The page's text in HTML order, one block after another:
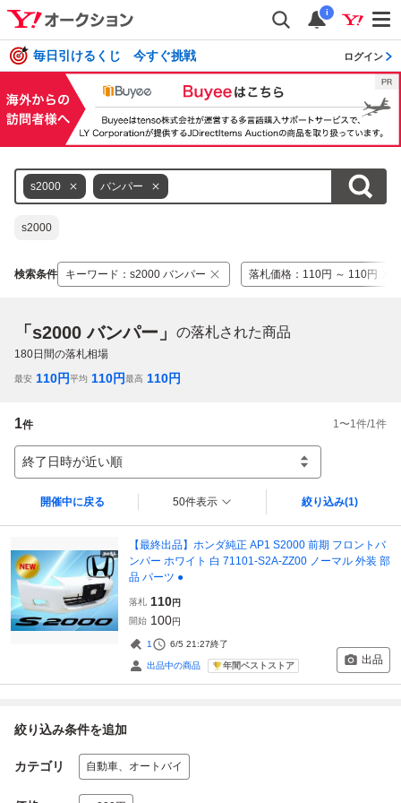
i
毎日引けるくじ 今すぐ挑戦 ログイン
s2000 バンパー
s2000
検索条件 キーワード ： s2000 バンパー 落札価格 ： 110円 ～ 110円
「s2000 バンパー」 の落札された商品
180日間の落札相場
最安 110円平均 110円最高 110円
1件 1 〜1 件/1 件
終了日時が近い順
開催中に戻る 50件表示 絞り込み(1)
【最終出品】ホンダ純正 AP1 S2000 前期 フロントバ
ンパー ホワイト 白 71101-S2A-ZZ00 ノーマル 外装 部
品 パーツ ●
落札 110円
開始 100円
1 6/5 21:27終了
出品中の商品 年間ベストストア 出品
絞り込み条件を追加
カテゴリ 自動車、オートバイ